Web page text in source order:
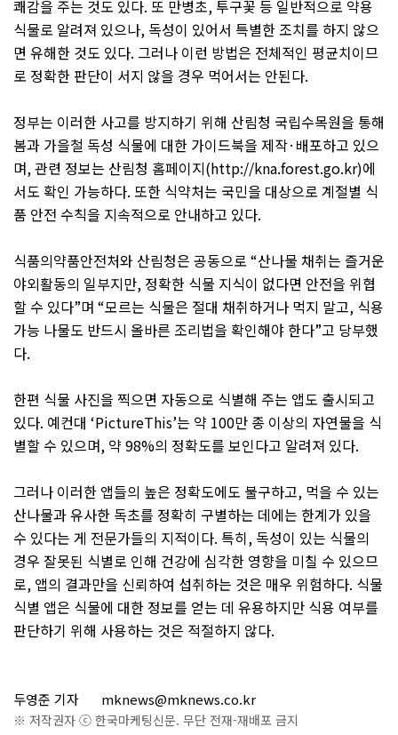
쾌감을 주는 것도 있다. 또 만병초, 투구꽃 등 일반적으로 약용
식물로 알려져 있으나, 독성이 있어서 특별한 조치를 하지 않으
면 유해한 것도 있다. 그러나 이런 방법은 전체적인 평균치이므
로 정확한 판단이 서지 않을 경우 먹어서는 안된다.
정부는 이러한 사고를 방지하기 위해 산림청 국립수목원을 통해
봄과 가을철 독성 식물에 대한 가이드북을 제작· 배포하고 있으
며, 관련 정보는 산림청 홈페이지(http://kna.forest.go.kr)에
서도 확인 가능하다. 또한 식약처는 국민을 대상으로 계절별 식
품 안전 수칙을 지속적으로 안내하고 있다.
식품의약품안전처와 산림청은 공동으로 “산나물 채취는 즐거운
야외활동의 일부지만, 정확한 식물 지식이 없다면 안전을 위협
할 수 있다”며 “모르는 식물은 절대 채취하거나 먹지 말고, 식용
가능 나물도 반드시 올바른 조리법을 확인해야 한다”고 당부했
다.
한편 식물 사진을 찍으면 자동으로 식별해 주는 앱도 출시되고
있다. 예컨대 ‘PictureThis’는 약 100만 종 이상의 자연물을 식
별할 수 있으며, 약98%의 정확도를 보인다고 알려져 있다.
그러나 이러한 앱들의 높은 정확도에도 불구하고, 먹을 수 있는
산나물과 유사한 독초를 정확히 구별하는 데에는 한계가 있을
수 있다는 게 전문가들의 지적이다. 특히, 독성이 있는 식물의
경우 잘못된 식별로 인해 건강에 심각한 영향을 미칠 수 있으므
로, 앱의 결과만을 신뢰하여 섭취하는 것은 매우 위험하다. 식물
식별 앱은 식물에 대한 정보를 얻는 데 유용하지만 식용 여부를
판단하기 위해 사용하는 것은 적절하지 않다.
두영준 기자 mknews@mknews.co.kr
※ 저작권자 ⓒ 한국마케팅신문. 무단 전재-재배포 금지